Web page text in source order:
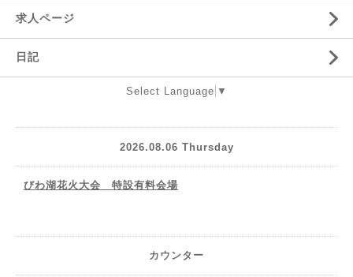
求人ページ
日記
Select Language ▼
2026.08.06 Thursday
びわ湖花火大会 特設有料会場
カウンター